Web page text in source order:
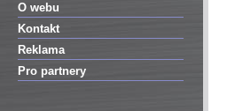
O webu
Kontakt
Reklama
Pro partnery